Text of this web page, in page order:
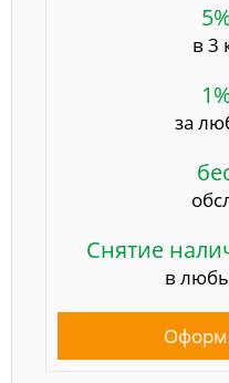
в 3
за
Снятие
в